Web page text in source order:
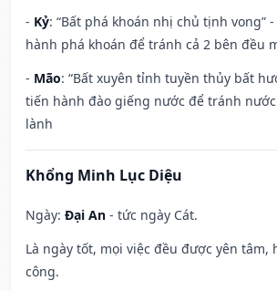
- Kỷ: “Bất phá khoán nhị chủ tịnh vong”
hành phá khoán để tránh cả 2 bên đều
- Mão: “Bất xuyên tỉnh tuyền thủy bất
tiến hành đào giếng nước để tránh
lành
Khổng Minh Lục Diệu
Ngày: Đại An - tức ngày Cát.
Là ngày tốt, mọi việc đều được yên tâm,
công.